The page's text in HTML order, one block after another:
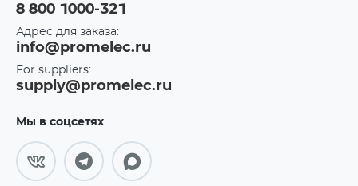
8 800 1000-321
Адрес для заказа:
info@promelec.ru
For suppliers:
supply@promelec.ru
Мы в соцсетях